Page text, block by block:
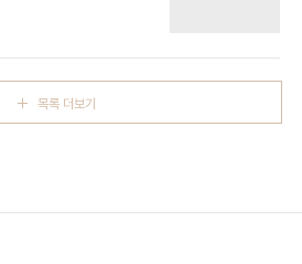
목록 더보기